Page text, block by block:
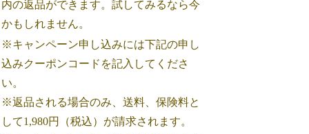
内の返品ができます。試してみるなら今
かもしれません。
※キャンペーン申し込みには下記の申し
込みクーポンコードを記入してくださ
い。
※返品される場合のみ、送料、保険料と
して1,980円（税込）が請求されます。